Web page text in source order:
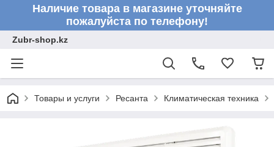
Наличие товара в магазине уточняйте
пожалуйста по телефону!
Zubr-shop.kz
Товары и услуги Ресанта Климатическая техника